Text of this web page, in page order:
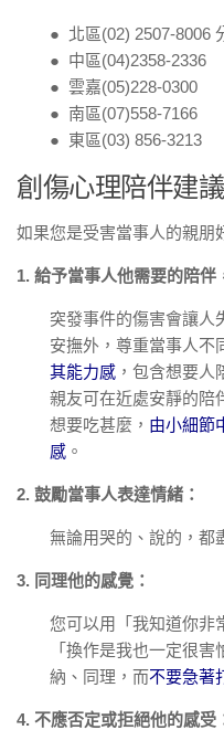
● 北區(02) 2507-8006
● 中區(04)2358-2336
● 雲嘉(05)228-0300
● 南區(07)558-7166
● 東區(03) 856-3213
創傷心理陪伴建議
如果您是受害當事人的親朋
1. 給予當事人他需要的陪伴
突發事件的傷害會讓人
安撫外，尊重當事人不
其能力感 ，包含想要
親友可在近處安靜的陪
想要吃甚麼， 由小細節
感 。
2. 鼓勵當事人表達情緒：
無論用哭的、說的，都
3. 同理他的感覺：
您可以用「我知道你非
「換作是我也一定很
納、同理，而不要急著
4. 不應否定或拒絕他的感受